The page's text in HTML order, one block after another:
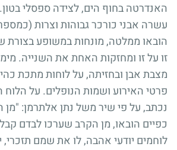
האנדרטה בחוף הים, לצידה ספסלי
עשרה אבני כורכר גבוהות וצרות
הובאו ממלטה, מונחות במשופע בצורת
זו על זו ומחזקות האחת את השנייה.
מצבת אבן ובחזיתה, על לוחות מתכת
פרטי האירוע ושמות הנופלים. על
נכתב, על פי שיר משל נתן אלתרמן: "מן
כפיים הובאו, מן הקרב שערכו לבדם
לוחמים יודעי אהבה, לו את שמם